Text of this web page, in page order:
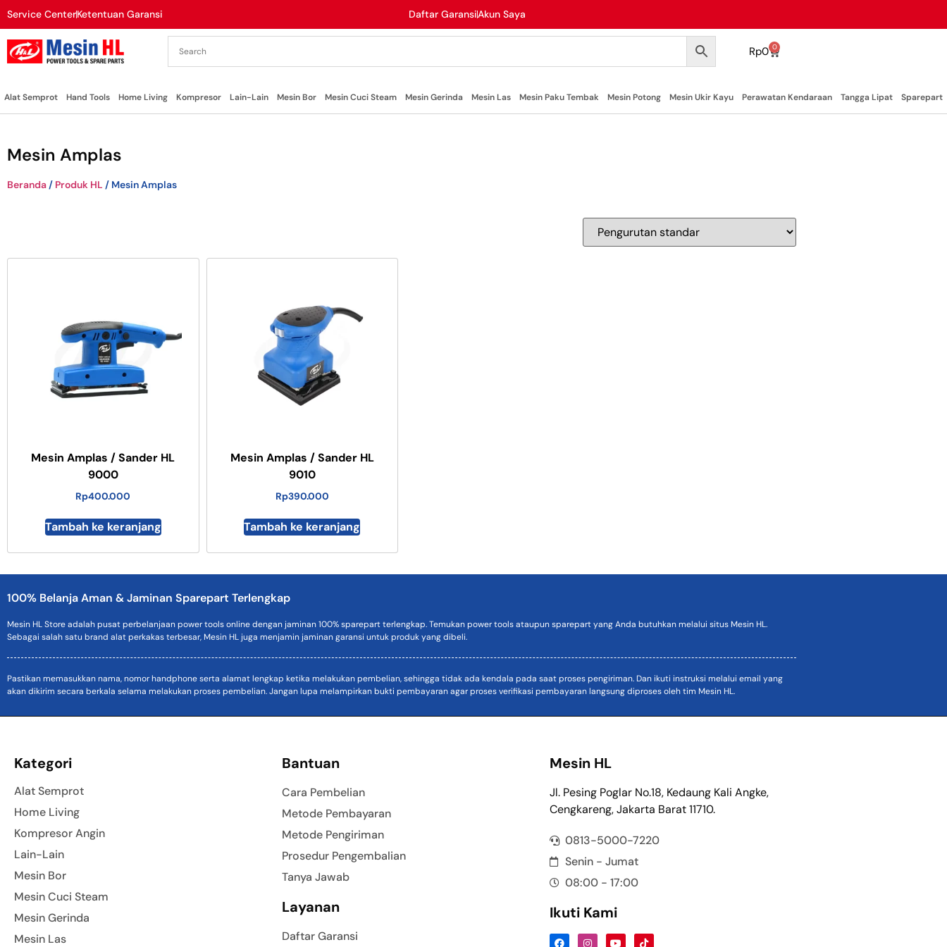
Service CenterKetentuan Garansi Daftar GaransiAkun Saya
Rp0 0
Alat Semprot Hand Tools Home Living Kompresor Lain-Lain Mesin Bor Mesin Cuci Steam Mesin Gerinda Mesin Las Mesin Paku Tembak Mesin Potong Mesin Ukir Kayu Perawatan Kendaraan Tangga Lipat Sparepart
Mesin Amplas
Beranda / Produk HL / Mesin Amplas
Mesin Amplas / Sander HL
9000
Rp400.000
Tambah ke keranjang
Mesin Amplas / Sander HL
9010
Rp390.000
Tambah ke keranjang
100% Belanja Aman & Jaminan Sparepart Terlengkap
Mesin HL Store adalah pusat perbelanjaan power tools online dengan jaminan 100% sparepart terlengkap. Temukan power tools ataupun sparepart yang Anda butuhkan melalui situs Mesin HL.
Sebagai salah satu brand alat perkakas terbesar, Mesin HL juga menjamin jaminan garansi untuk produk yang dibeli.
Pastikan memasukkan nama, nomor handphone serta alamat lengkap ketika melakukan pembelian, sehingga tidak ada kendala pada saat proses pengiriman. Dan ikuti instruksi melalui email yang
akan dikirim secara berkala selama melakukan proses pembelian. Jangan lupa melampirkan bukti pembayaran agar proses verifikasi pembayaran langsung diproses oleh tim Mesin HL.
Kategori
Alat Semprot
Home Living
Kompresor Angin
Lain-Lain
Mesin Bor
Mesin Cuci Steam
Mesin Gerinda
Mesin Las
Bantuan
Cara Pembelian
Metode Pembayaran
Metode Pengiriman
Prosedur Pengembalian
Tanya Jawab
Layanan
Daftar Garansi
Mesin HL
Jl. Pesing Poglar No.18, Kedaung Kali Angke,
Cengkareng, Jakarta Barat 11710.
0813-5000-7220
Senin - Jumat
08:00 - 17:00
Ikuti Kami